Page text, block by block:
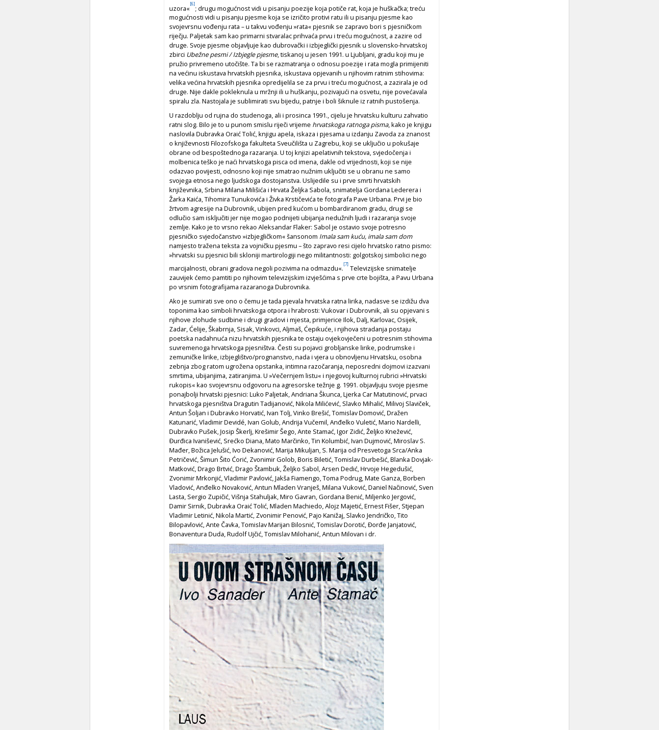
uzora«[6]; drugu mogućnost vidi u pisanju poezije koja potiče rat, koja je huškačka; treću
mogućnosti vidi u pisanju pjesme koja se izričito protivi ratu ili u pisanju pjesme kao
svojevrsnu vođenju rata – u takvu vođenju »rata« pjesnik se zapravo bori s pjesničkom
riječju. Paljetak sam kao primarni stvaralac prihvaća prvu i treću mogućnost, a zazire od
druge. Svoje pjesme objavljuje kao dubrovački i izbjeglički pjesnik u slovensko-hrvatskoj
zbirci Ubežne pesmi / Izbjegle pjesme, tiskanoj u jesen 1991. u Ljub­ljani, gradu koji mu je
pružio privremeno utočište. Ta bi se razmatranja o odnosu poezije i rata mogla primijeniti
na većinu iskustava hrvatskih pjesnika, iskustava opjevanih u njihovim ratnim stihovima:
velika većina hrvatskih pjesnika opredijelila se za prvu i treću mogućnost, a zazirala je od
druge. Nije dakle pokleknula u mržnji ili u huškanju, pozivajući na osvetu, nije povećavala
spiralu zla. Nastojala je sublimirati svu bijedu, patnje i boli šiknule iz ratnih pustošenja.
U razdoblju od rujna do studenoga, ali i prosinca 1991., cijelu je hrvatsku kulturu zahvatio
ratni slog. Bilo je to u punom smislu riječi vrijeme hrvatskoga ratnoga pisma, kako je knjigu
naslovila Dubravka Oraić Tolić, knjigu apela, iskaza i pjesama u izdanju Zavoda za znanost
o književnosti Filozofskoga fakulteta Sveučilišta u Zagrebu, koji se uključio u pokušaje
obrane od bespoštednoga razaranja. U toj knjizi apelativnih tekstova, svjedočenja i
molbenica teško je naći hrvatskoga pisca od imena, dakle od vrijednosti, koji se nije
odazvao povijesti, odnosno koji nije smatrao nužnim uključiti se u obranu ne samo
svojega etnosa nego ljudskoga dostojanstva. Uslijedile su i prve smrti hrvatskih
književnika, Srbina Milana Milišića i Hrvata Željka Sabola, snimatelja Gordana Lederera i
Žarka Kaića, Tihomira Tunukovića i Živka Krstičevića te fotografa Pave Urbana. Prvi je bio
žrtvom agresije na Dubrovnik, ubijen pred kućom u bombardiranom gradu, drugi se
odlučio sam isključiti jer nije mogao podnijeti ubijanja nedužnih ljudi i razaranja svoje
zemlje. Kako je to vrsno rekao Aleksandar Flaker: Sabol je ostavio svoje potresno
pjesničko svjedočanstvo »izbjegličkom« šansonom Imala sam kuću, imala sam dom
namjesto tražena teksta za vojničku pjesmu – što zapravo resi cijelo hrvatsko ratno pismo:
»hrvatski su pjesnici bili skloniji martirologiji nego militantnosti: golgotskoj simbolici nego
marcijalnosti, obrani gradova negoli pozivima na odmazdu«.[7] Televizijske snimatelje
zauvijek ćemo pamtiti po njihovim televizijskim izvješćima s prve crte bojišta, a Pavu Urbana
po vrsnim fotografijama razaranoga Dubrovnika.
Ako je sumirati sve ono o čemu je tada pjevala hrvatska ratna lirika, nadasve se izdižu dva
toponima kao simboli hrvatskoga otpora i hrabrosti: Vukovar i Dubrovnik, ali su opjevani s
njihove zlohude sudbine i drugi gradovi i mjesta, primjerice Ilok, Dalj, Karlovac, Osijek,
Zadar, Ćelije, Škabrnja, Sisak, Vinkovci, Aljmaš, Ćepikuće, i njihova stradanja postaju
poetska nadahnuća nizu hrvatskih pjesnika te ostaju ovjekovječeni u potresnim stihovima
suvremenoga hrvatskoga pjesništva. Česti su pojavci grobljanske lirike, podrumske i
zemuničke lirike, izbjeglištvo/prognanstvo, nada i vjera u obnovljenu Hrvatsku, osobna
zebnja zbog ratom ugrožena opstanka, intimna razočaranja, neposredni dojmovi izazvani
smrtima, ubijanjima, zatiranjima. U »Večernjem listu« i njegovoj kulturnoj rubrici »Hrvatski
rukopis« kao svojevrsnu odgovoru na agresorske težnje g. 1991. objavljuju svoje pjesme
ponajbolji hrvatski pjesnici: Luko Paljetak, Andriana Škunca, Ljerka Car Matutinović, prvaci
hrvatskoga pjesništva Dragutin Tadijanović, Nikola Milićević, Slavko Mihalić, Milivoj Slaviček,
Antun Šoljan i Dubravko Horvatić, Ivan Tolj, Vinko Brešić, Tomislav Domović, Dražen
Katunarić, Vladimir Devidé, Ivan Golub, Andrija Vučemil, Anđelko Vuletić, Mario Nardelli,
Dubravko Pušek, Josip Škerlj, Krešimir Šego, Ante Stamać, Igor Zidić, Željko Knežević,
Đurđica Ivanišević, Srećko Diana, Mato Marčinko, Tin Kolumbić, Ivan Dujmović, Miroslav S.
Mađer, Božica Jelušić, Ivo Dekanović, Marija Mikuljan, S. Marija od Presvetoga Srca/Anka
Petričević, Šimun Šito Ćorić, Zvonimir Golob, Boris Biletić, Tomislav Durbešić, Blanka Dovjak-
Matković, Drago Brtvić, Drago Štambuk, Željko Sabol, Arsen Dedić, Hrvoje Hegedušić,
Zvonimir Mrkonjić, Vladimir Pavlović, Jakša Fiamengo, Toma Podrug, Mate Ganza, Borben
Vladović, Anđelko Novaković, Antun Mladen Vranješ, Milana Vuković, Daniel Načinović, Sven
Lasta, Sergio Zupičić, Višnja Stahuljak, Miro Gavran, Gordana Benić, Miljenko Jergović,
Damir Sirnik, Dubravka Oraić Tolić, Mladen Machiedo, Alojz Majetić, Ernest Fišer, Stjepan
Vladimir Letinić, Nikola Martić, Zvonimir Penović, Pajo Kanižaj, Slavko Jendričko, Tito
Bilopavlović, Ante Čavka, Tomislav Marijan Bilosnić, Tomislav Dorotić, Đorđe Janjatović,
Bonaventura Duda, Rudolf Ujčić, Tomislav Milohanić, Antun Milovan i dr.